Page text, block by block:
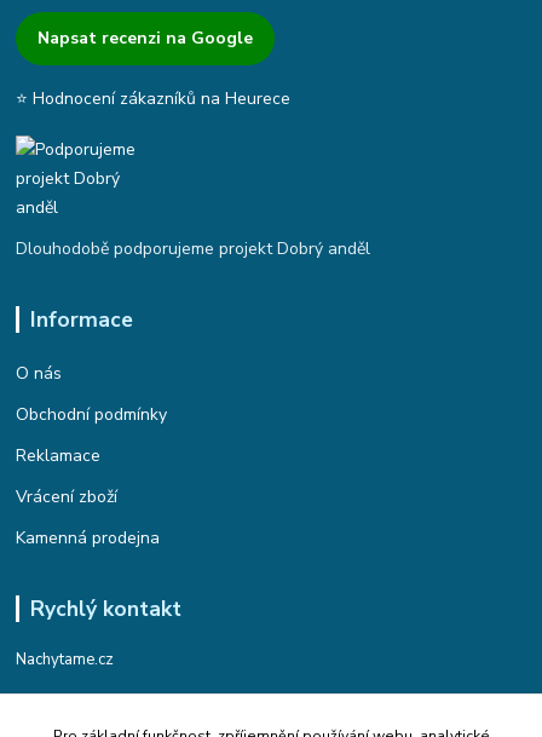
Napsat recenzi na Google
⭐ Hodnocení zákazníků na Heurece
Dlouhodobě podporujeme projekt Dobrý anděl
Informace
O nás
Obchodní podmínky
Reklamace
Vrácení zboží
Kamenná prodejna
Rychlý kontakt
Nachytame.cz